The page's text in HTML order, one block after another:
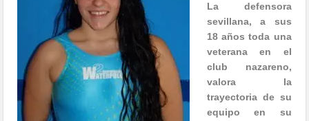
La defensora
sevillana, a sus
18 años toda una
veterana en el
club nazareno,
valora la
trayectoria de su
equipo en su